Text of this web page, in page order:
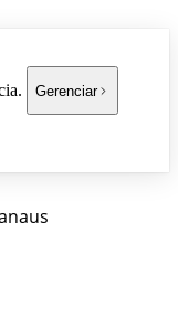
Gerenciar